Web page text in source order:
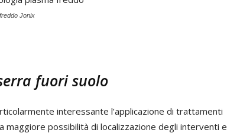
Jonix
fuori suolo
interessante l’applicazione di trattamenti
maggiore possibilità di localizzazione degli interventi e